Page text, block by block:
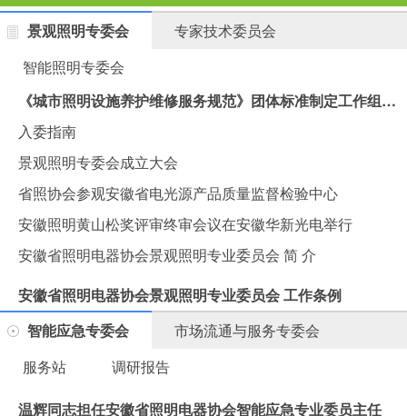
景观照明专委会
专家技术委员会
智能照明专委会
《城市照明设施养护维修服务规范》团体标准制定工作组会议在汉思集团胜利召开
入委指南
景观照明专委会成立大会
省照协会参观安徽省电光源产品质量监督检验中心
安徽照明黄山松奖评审终审会议在安徽华新光电举行
安徽省照明电器协会景观照明专业委员会 简 介
安徽省照明电器协会景观照明专业委员会 工作条例
智能应急专委会
市场流通与服务专委会
服务站
调研报告
温辉同志担任安徽省照明电器协会智能应急专业委员主任